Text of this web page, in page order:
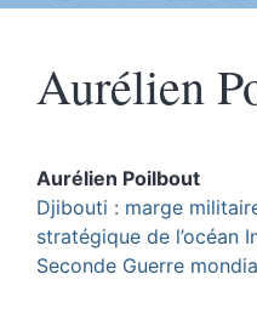
Aurélien
Aurélien Poilbout
Djibouti : marge
stratégique de l’océan
Seconde Guerre